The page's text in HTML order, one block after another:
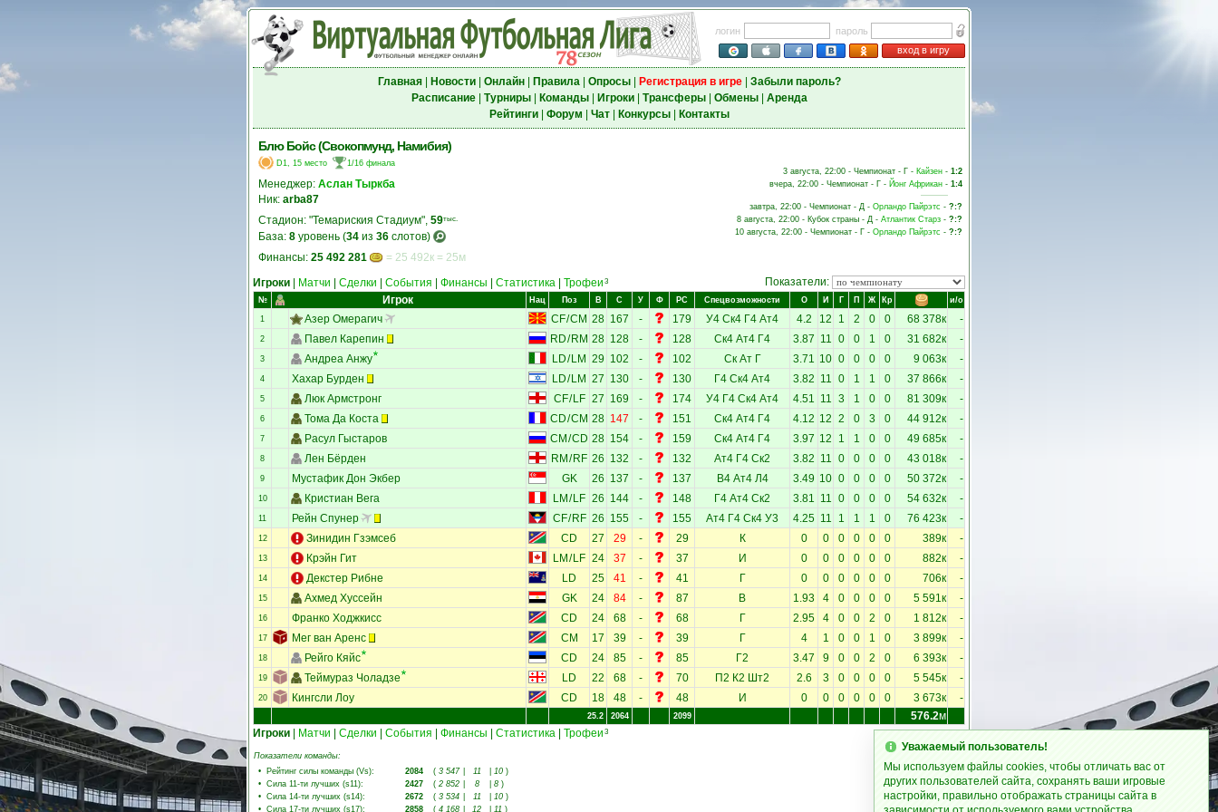
логин
пароль
вход в игру
Главная| Новости| Онлайн| Правила| Опросы| Регистрация в игре| Забыли пароль?
Расписание| Турниры| Команды| Игроки| Трансферы| Обмены| Аренда
Рейтинги| Форум Чат| Конкурсы| Контакты
Блю Бойс (Свокопмунд, Намибия)
D1, 15 место 1/16 финала
Менеджер: Аслан Тыркба
Ник: arba87
Стадион: "Темариския Стадиум", 59тыс.
База: 8 уровень (34 из 36 слотов)
Финансы: 25 492 281 = 25 492к = 25м
3 августа, 22:00 - Чемпионат - Г - Кайзен - 1:2
вчера, 22:00 - Чемпионат - Г - Йонг Африкан - 1:4
завтра, 22:00 - Чемпионат - Д - Орландо Пайрэтс - ?:?
8 августа, 22:00 - Кубок страны - Д - Атлантик Старз - ?:?
10 августа, 22:00 - Чемпионат - Г - Орландо Пайрэтс - ?:?
Игроки Матчи Сделки События Финансы Статистика Трофеи 3 Показатели:
№ Игрок Нац Поз В С У Ф РС Спецвозможности О И Г П Ж Кр и/о
1 Азер Омерагич CF/CM 28 167 - 179 У4 Ск4 Г4 Ат4 4.2 12 1 2 0 0 68 378к -
2 Павел Карепин RD/ RM 28 128 - 128 Ск4 Ат4 Г4 3.87 11 0 0 1 0 31 682к -
3 Андреа Анжу LD/ LM 29 102 - 102 Ск Ат Г 3.71 10 0 0 0 0 9 063к -
4 Хахар Бурден LD/ LM 27 130 - 130 Г4 Ск4 Ат4 3.82 11 0 1 1 0 37 866к -
5 Люк Армстронг CF/LF 27 169 - 174 У4 Г4 Ск4 Ат4 4.51 11 3 1 0 0 81 309к -
6 Тома Да Коста CD/CM 28 147 - 151 Ск4 Ат4 Г4 4.12 12 2 0 3 0 44 912к -
7 Расул Гыстаров CM /CD 28 154 - 159 Ск4 Ат4 Г4 3.97 12 1 1 0 0 49 685к -
8 Лен Бёрден RM / RF 26 132 - 132 Ат4 Г4 Ск2 3.82 11 0 0 0 0 43 018к -
9 Мустафик Дон Экбер GK 26 137 - 137 В4 Ат4 Л4 3.49 10 0 0 0 0 50 372к -
10 Кристиан Вега LM / LF 26 144 - 148 Г4 Ат4 Ск2 3.81 11 0 0 0 0 54 632к -
11 Рейн Спунер CF/RF 26 155 - 155 Ат4 Г4 Ск4 У3 4.25 11 1 1 1 0 76 423к -
12 Зинидин Гзэмсеб CD 27 29 - 29 К 0 0 0 0 0 0 389к -
13 Крэйн Гит LM / LF 24 37 - 37 И 0 0 0 0 0 0 882к -
14 Декстер Рибне LD 25 41 - 41 Г 0 0 0 0 0 0 706к -
15 Ахмед Хуссейн GK 24 84 - 87 В 1.93 4 0 0 0 0 5 591к -
16 Франко Ходжкисс CD 24 68 - 68 Г 2.95 4 0 0 2 0 1 812к -
17 Мег ван Аренс CM 17 39 - 39 Г 4 1 0 0 1 0 3 899к -
18 Рейго Кяйс CD 24 85 - 85 Г2 3.47 9 0 0 2 0 6 393к -
19 Теймураз Чоладзе LD 22 68 - 70 П2 К2 Шт2 2.6 3 0 0 0 0 5 545к -
20 Кингсли Лоу CD 18 48 - 48 И 0 0 0 0 0 0 3 673к -
25.2 2064 2099 576.2м
Игроки
Матчи Сделки События Финансы Статистика Трофеи 3
Показатели команды:
• Рейтинг силы команды (Vs): 2084 ( 3 547 11 10 )
• Сила 11-ти лучших (s11): 2427 ( 2 852 8 8 )
• Сила 14-ти лучших (s14): 2672 ( 3 534 11 10 )
• Сила 17-ти лучших (s17): 2858 ( 4 168 12 11 )
Уважаемый пользователь!
Мы используем файлы cookies, чтобы отличать вас от
других пользователей сайта, сохранять ваши игровые
настройки, правильно отображать страницы сайта в